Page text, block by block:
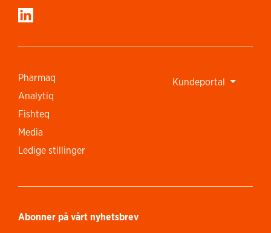
Pharmaq
Analytiq
Fishteq
Media
Ledige stillinger
Kundeportal
Abonner på vårt nyhetsbrev